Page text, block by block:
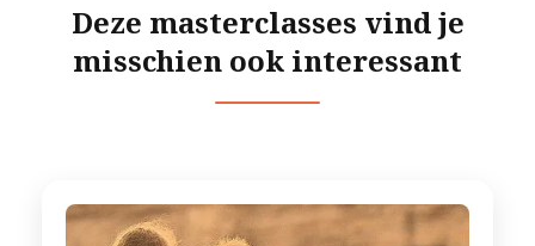
Deze masterclasses vind je
misschien ook interessant